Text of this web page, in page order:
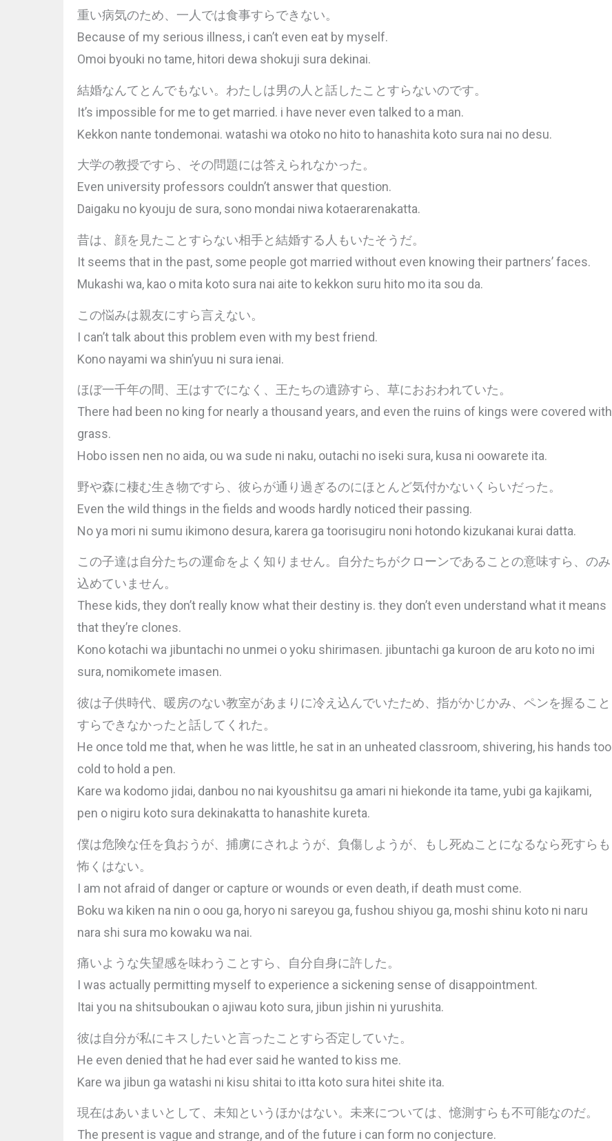
重い病気のため、一人では食事すらできない。
Because of my serious illness, i can’t even eat by myself.
Omoi byouki no tame, hitori dewa shokuji sura dekinai.
結婚なんてとんでもない。わたしは男の人と話したことすらないのです。
It’s impossible for me to get married. i have never even talked to a man.
Kekkon nante tondemonai. watashi wa otoko no hito to hanashita koto sura nai no desu.
大学の教授ですら、その問題には答えられなかった。
Even university professors couldn’t answer that question.
Daigaku no kyouju de sura, sono mondai niwa kotaerarenakatta.
昔は、顔を見たことすらない相手と結婚する人もいたそうだ。
It seems that in the past, some people got married without even knowing their partners’ faces.
Mukashi wa, kao o mita koto sura nai aite to kekkon suru hito mo ita sou da.
この悩みは親友にすら言えない。
I can’t talk about this problem even with my best friend.
Kono nayami wa shin’yuu ni sura ienai.
ほぼ一千年の間、王はすでになく、王たちの遺跡すら、草におおわれていた。
There had been no king for nearly a thousand years, and even the ruins of kings were covered with
grass.
Hobo issen nen no aida, ou wa sude ni naku, outachi no iseki sura, kusa ni oowarete ita.
野や森に棲む生き物ですら、彼らが通り過ぎるのにほとんど気付かないくらいだった。
Even the wild things in the fields and woods hardly noticed their passing.
No ya mori ni sumu ikimono desura, karera ga toorisugiru noni hotondo kizukanai kurai datta.
この子達は自分たちの運命をよく知りません。自分たちがクローンであることの意味すら、のみ
込めていません。
These kids, they don’t really know what their destiny is. they don’t even understand what it means
that they’re clones.
Kono kotachi wa jibuntachi no unmei o yoku shirimasen. jibuntachi ga kuroon de aru koto no imi
sura, nomikomete imasen.
彼は子供時代、暖房のない教室があまりに冷え込んでいたため、指がかじかみ、ペンを握ること
すらできなかったと話してくれた。
He once told me that, when he was little, he sat in an unheated classroom, shivering, his hands too
cold to hold a pen.
Kare wa kodomo jidai, danbou no nai kyoushitsu ga amari ni hiekonde ita tame, yubi ga kajikami,
pen o nigiru koto sura dekinakatta to hanashite kureta.
僕は危険な任を負おうが、捕虜にされようが、負傷しようが、もし死ぬことになるなら死すらも
怖くはない。
I am not afraid of danger or capture or wounds or even death, if death must come.
Boku wa kiken na nin o oou ga, horyo ni sareyou ga, fushou shiyou ga, moshi shinu koto ni naru
nara shi sura mo kowaku wa nai.
痛いような失望感を味わうことすら、自分自身に許した。
I was actually permitting myself to experience a sickening sense of disappointment.
Itai you na shitsuboukan o ajiwau koto sura, jibun jishin ni yurushita.
彼は自分が私にキスしたいと言ったことすら否定していた。
He even denied that he had ever said he wanted to kiss me.
Kare wa jibun ga watashi ni kisu shitai to itta koto sura hitei shite ita.
現在はあいまいとして、未知というほかはない。未来については、憶測すらも不可能なのだ。
The present is vague and strange, and of the future i can form no conjecture.